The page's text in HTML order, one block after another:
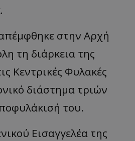
στην Αρχή
τη διάρκεια της
Κεντρικές Φυλακές
διάστημα τριών
του.
Εισαγγελέα της